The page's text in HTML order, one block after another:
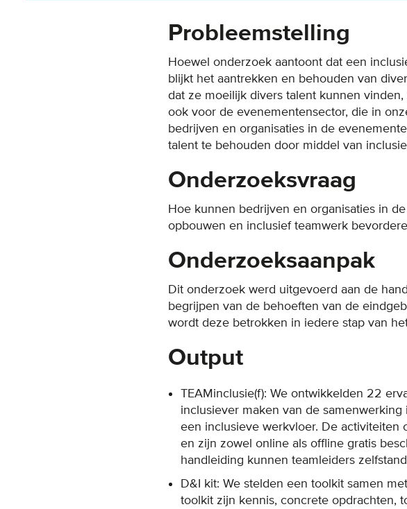
Probleemstelling
Hoewel onderzoek aantoont dat een
blijkt het aantrekken en behouden van
dat ze moeilijk divers talent kunnen
ook voor de evenementensector, die in
bedrijven en organisaties in de
talent te behouden door middel van
Onderzoeksvraag
Hoe kunnen bedrijven en organisaties in
opbouwen en inclusief teamwerk
Onderzoeksaanpak
Dit onderzoek werd uitgevoerd aan de
begrijpen van de behoeften van de
wordt deze betrokken in iedere stap van
Output
TEAMinclusie(f): We ontwikkelden 22
inclusiever maken van de
een inclusieve werkvloer. De
en zijn zowel online als offline gratis
handleiding kunnen teamleiders
D&I kit: We stelden een toolkit samen
toolkit zijn kennis, concrete opdrachten,